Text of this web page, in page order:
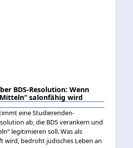
BDS-Resolution: Wenn
salonfähig wird
eine Studierenden-
ab, die BDS verankern und
legitimieren soll. Was als
wird, bedroht jüdisches Leben an